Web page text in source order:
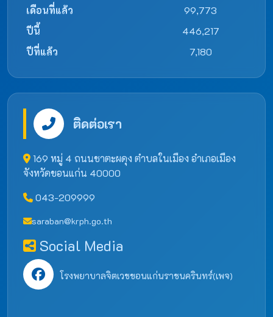
เดือนที่แล้ว
99,773
ปีนี้
446,217
ปีที่แล้ว
7,180
ติดต่อเรา
169 หมู่ 4 ถนนชาตะผดุง ตำบลในเมือง อำเภอเมือง
จังหวัดขอนแก่น 40000
043-209999
saraban@krph.go.th
Social Media
โรงพยาบาลจิตเวชขอนแก่นราชนครินทร์(เพจ)